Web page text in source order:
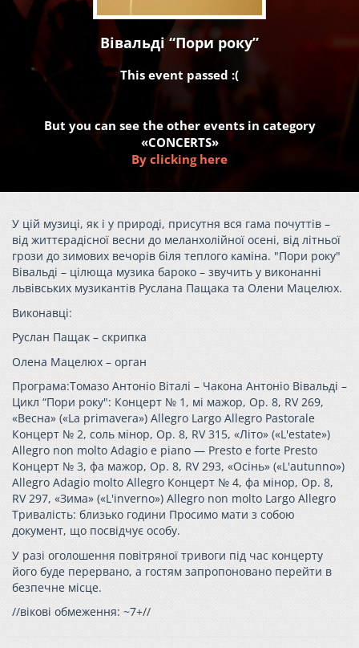
Вівальді “Пори року”
This event passed :(
But you can see the other events in category
«CONCERTS»
By clicking here
У цій музиці, як і у природі, присутня вся гама почуттів –
від життєрадісної весни до меланхолійної осені, від літньої
грози до зимових вечорів біля теплого каміна. "Пори року"
Вівальді – цілюща музика бароко – звучить у виконанні
львівських музикантів Руслана Пащака та Олени Мацелюх.
Виконавці:
Руслан Пащак – скрипка
Олена Мацелюх – орган
Програма:Томазо Антоніо Віталі – Чакона Антоніо Вівальді –
Цикл “Пори року": Концерт № 1, мі мажор, Op. 8, RV 269,
«Весна» («La primavera») Allegro Largo Allegro Pastorale
Концерт № 2, соль мінор, Op. 8, RV 315, «Літо» («L'estate»)
Allegro non molto Adagio e piano — Presto e forte Presto
Концерт № 3, фа мажор, Op. 8, RV 293, «Осінь» («L'autunno»)
Allegro Adagio molto Allegro Концерт № 4, фа мінор, Op. 8,
RV 297, «Зима» («L'inverno») Allegro non molto Largo Allegro
Тривалість: близько години Просимо мати з собою
документ, що посвідчує особу.
У разі оголошення повітряної тривоги під час концерту
його буде перервано, а гостям запропоновано перейти в
безпечне місце.
//вікові обмеження: ~7+//